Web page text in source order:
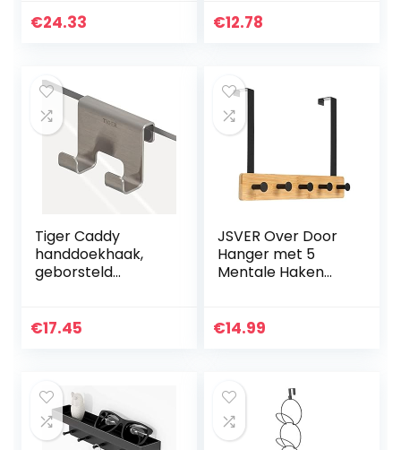
€24.33
boren, deurhaken
€12.78
Tiger Caddy
handdoekhaak,
geborsteld
cm
€17.45
JSVER Over Door
Hanger met 5
Mentale Haken
Badkamer
€14.99